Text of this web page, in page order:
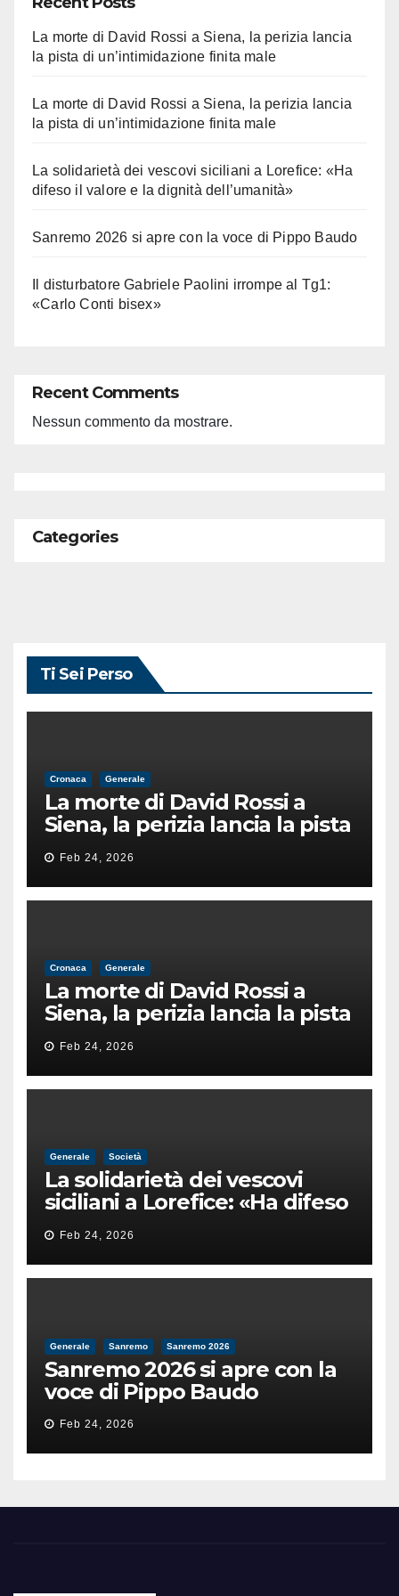
La morte di David Rossi a Siena, la perizia lancia
la pista di un’intimidazione finita male
La morte di David Rossi a Siena, la perizia lancia
la pista di un’intimidazione finita male
La solidarietà dei vescovi siciliani a Lorefice: «Ha
difeso il valore e la dignità dell’umanità»
Sanremo 2026 si apre con la voce di Pippo Baudo
Il disturbatore Gabriele Paolini irrompe al Tg1:
«Carlo Conti bisex»
Recent Comments
Nessun commento da mostrare.
Categories
Ti Sei Perso
Cronaca Generale
La morte di David Rossi a
Siena, la perizia lancia la pista
di un’intimidazione finita
male
Feb 24, 2026
Cronaca Generale
La morte di David Rossi a
Siena, la perizia lancia la pista
di un’intimidazione finita
male
Feb 24, 2026
Generale Società
La solidarietà dei vescovi
siciliani a Lorefice: «Ha difeso
il valore e la dignità
dell’umanità»
Feb 24, 2026
Generale Sanremo Sanremo 2026
Sanremo 2026 si apre con la
voce di Pippo Baudo
Feb 24, 2026